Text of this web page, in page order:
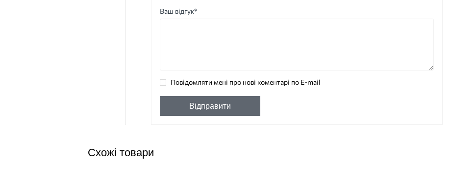
Ваш відгук*
Повідомляти мені про нові коментарі по E-mail
Відправити
Схожі товари